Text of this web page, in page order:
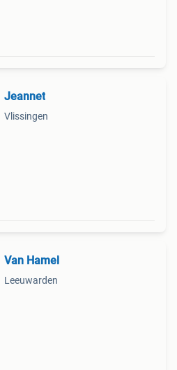
Jeannet
Vlissingen
Van Hamel
Leeuwarden